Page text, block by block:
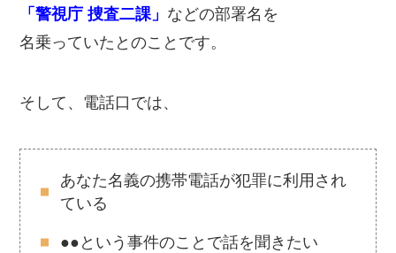
「警視庁 捜査二課」 などの部署名を
名乗っていたとのことです。
そして、電話口では、
あなた名義の携帯電話が犯罪に利用され
ている
●●という事件のことで話を聞きたい